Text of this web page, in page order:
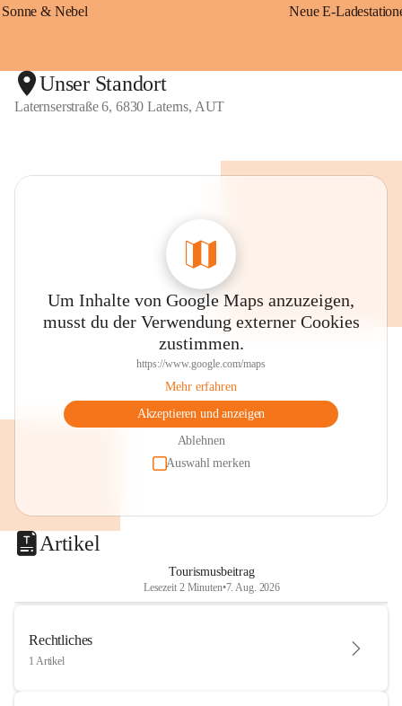
Sonne & Nebel
Unser Standort
Laternserstraße 6, 6830 Laterns, AUT
Um Inhalte von Google Maps anzuzeigen,
musst du der Verwendung externer Cookies
zustimmen.
https://www.google.com/maps
Mehr erfahren
Akzeptieren und anzeigen
Ablehnen
Auswahl merken
Artikel
Tourismusbeitrag
Lesezeit 2 Minuten•7. Aug. 2026
Rechtliches
1 Artikel